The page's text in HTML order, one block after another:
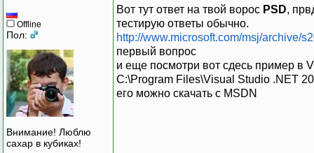
Offline
Пол:
Внимание! Люблю
сахар в кубиках!
Вот тут ответ на твой ворос PSD,
тестирую ответы обычно.
http://www.microsoft.com/msj/archive/
первый вопрос
и еще посмотри вот сдесь пример в
C:\Program Files\Visual Studio .NET
его можно скачать с MSDN